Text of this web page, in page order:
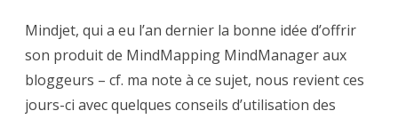
et
la
Gestion
de
Projets
Mindjet, qui a eu l’an dernier la bonne idée d’offrir
son produit de MindMapping MindManager aux
bloggeurs – cf. ma note à ce sujet, nous revient ces
jours-ci avec quelques conseils d’utilisation des